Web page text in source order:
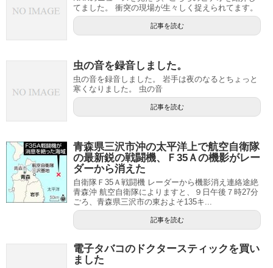
てました。 衝突の現場が生々しく捉えられてます。
記事を読む
虫の音を録音しました。
虫の音を録音しました。 岩手は夜のなるとちょっと
寒くなりました。 虫の音
記事を読む
青森県三沢市沖の太平洋上で航空自衛隊
の最新鋭の戦闘機、Ｆ35Ａの機影がレー
ダーから消えた
自衛隊Ｆ35Ａ戦闘機 レーダーから機影消え連絡途絶
青森沖 航空自衛隊によりますと、９日午後７時27分
ごろ、青森県三沢市の東およそ135キ...
記事を読む
電子タバコのドクタースティックを買い
ました